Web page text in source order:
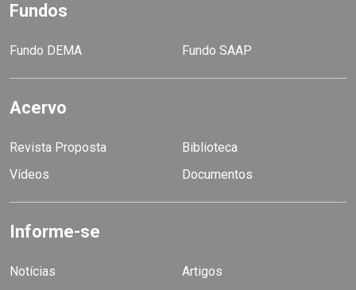
Fundos
Fundo DEMA Fundo SAAP
Acervo
Revista Proposta
Biblioteca
Vídeos
Documentos
Informe-se
Notícias
Artigos